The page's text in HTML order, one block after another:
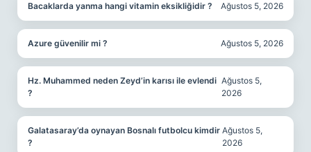
Bacaklarda yanma hangi vitamin eksikliğidir ? Ağustos 5, 2026
Azure güvenilir mi ? Ağustos 5, 2026
Hz. Muhammed neden Zeyd’in karısı ile evlendi
?
Ağustos 5,
2026
Galatasaray’da oynayan Bosnalı futbolcu kimdir
?
Ağustos 5,
2026